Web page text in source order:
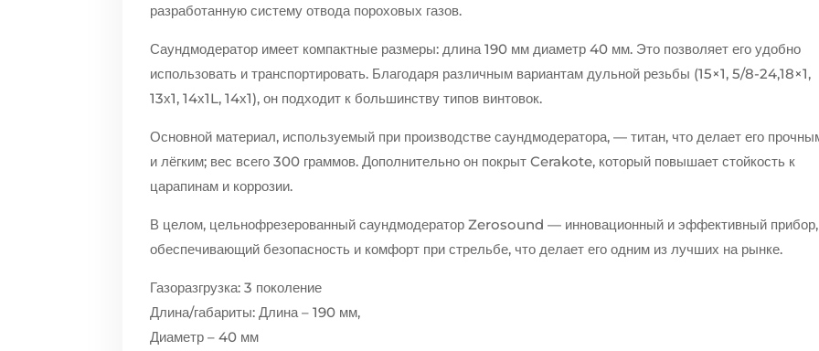
разработанную систему отвода пороховых газов.
Саундмодератор имеет компактные размеры: длина 190 мм диаметр 40 мм. Это позволяет его удобно
использовать и транспортировать. Благодаря различным вариантам дульной резьбы (15×1, 5/8-24,18×1,
13х1, 14х1L, 14х1), он подходит к большинству типов винтовок.
Основной материал, используемый при производстве саундмодератора, — титан, что делает его
и лёгким; вес всего 300 граммов. Дополнительно он покрыт Cerakote, который повышает стойкость к
царапинам и коррозии.
В целом, цельнофрезерованный саундмодератор Zerosound — инновационный и эффективный прибор,
обеспечивающий безопасность и комфорт при стрельбе, что делает его одним из лучших на рынке.
Газоразгрузка: 3 поколение
Длина/габариты: Длина – 190 мм,
Диаметр – 40 мм